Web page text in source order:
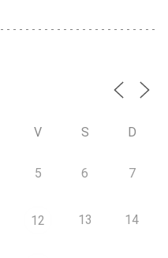
V S D
5 6 7
12 13 14